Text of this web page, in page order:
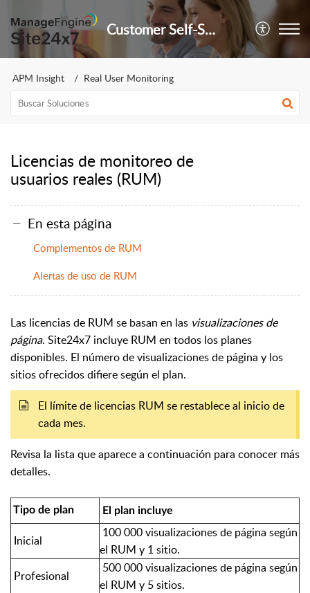
Customer Self-Service Portal
APM Insight Real User Monitoring
Licencias de monitoreo de
usuarios reales (RUM)
En esta página
Complementos de RUM
Alertas de uso de RUM
Las licencias de RUM se basan en las visualizaciones de
página. Site24x7 incluye RUM en todos los planes
disponibles. El número de visualizaciones de página y los
sitios ofrecidos difiere según el plan.
El límite de licencias RUM se restablece al inicio de
cada mes.
Revisa la lista que aparece a continuación para conocer más
detalles.
Tipo de plan El plan incluye
Inicial
100 000 visualizaciones de página según
el RUM y 1 sitio.
Profesional
500 000 visualizaciones de página según
el RUM y 5 sitios.